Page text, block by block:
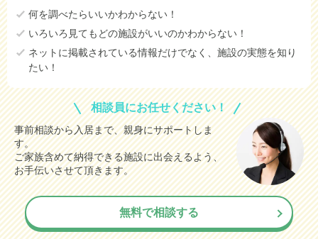
何を調べたらいいかわからない！
いろいろ見てもどの施設がいいのかわからない！
ネットに掲載されている情報だけでなく、施設の実態を知り
たい！
相談員にお任せください！
事前相談から入居まで、親身にサポートしま
す。
ご家族含めて納得できる施設に出会えるよう、
お手伝いさせて頂きます。
無料で相談する